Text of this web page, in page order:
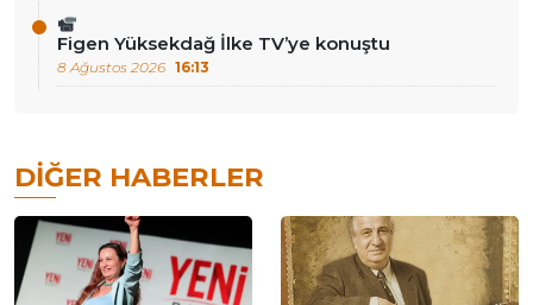
Figen Yüksekdağ İlke TV’ye konuştu
8 Ağustos 2026 16:13
DIĞER HABERLER